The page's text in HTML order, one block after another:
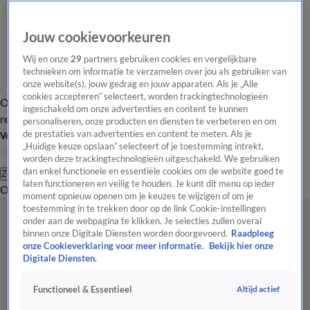
Overzicht Laatste nieuws Regionieuws Het beste van Hart
Tip de
redactie
Volg Hart van Nederland
Zoeken
OverzichtRegioUitzendingenWeerTip de redactiePanelVideo's
Jouw cookievoorkeuren
Wij en onze29 partners gebruiken cookies en vergelijkbare
technieken om informatie te verzamelen over jou als gebruiker van
onze website(s), jouw gedrag en jouw apparaten. Als je „Alle
cookies accepteren” selecteert, worden trackingtechnologieën
ingeschakeld om onze advertenties en content te kunnen
personaliseren, onze producten en diensten te verbeteren en om
de prestaties van advertenties en content te meten. Als je
„Huidige keuze opslaan” selecteert of je toestemming intrekt,
worden deze trackingtechnologieën uitgeschakeld. We gebruiken
dan enkel functionele en essentiële cookies om de website goed te
laten functioneren en veilig te houden. Je kunt dit menu op ieder
moment opnieuw openen om je keuzes te wijzigen of om je
toestemming in te trekken door op de link Cookie-instellingen
onder aan de webpagina te klikken. Je selecties zullen overal
binnen onze Digitale Diensten worden doorgevoerd. Raadpleeg
onze Cookieverklaring voor meer informatie.
Bekijk hier onze
Digitale Diensten.
Functioneel & Essentieel Altijd actief